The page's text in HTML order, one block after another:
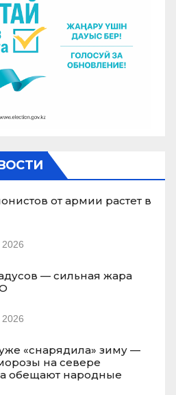
от армии растет в
2026
— сильная жара
2026
«снарядила» зиму —
на севере
обещают народные